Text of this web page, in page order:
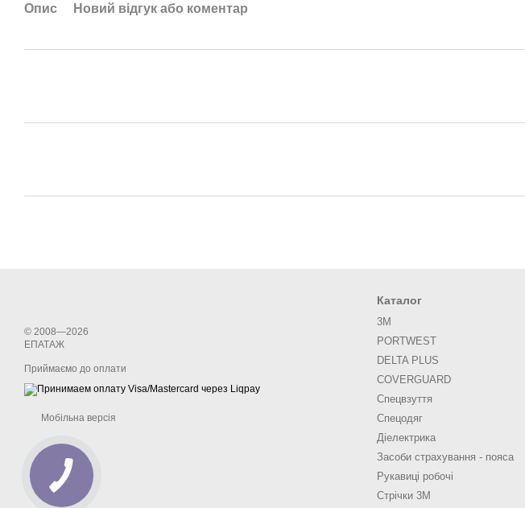
Опис Новий відгук або коментар
© 2008—2026
ЕПАТАЖ
Приймаємо до оплати
Мобільна версія
Каталог
3M
PORTWEST
DELTA PLUS
COVERGUARD
Спецвзуття
Спецодяг
Діелектрика
Засоби страхування - пояса
Рукавиці робочі
Стрічки 3М